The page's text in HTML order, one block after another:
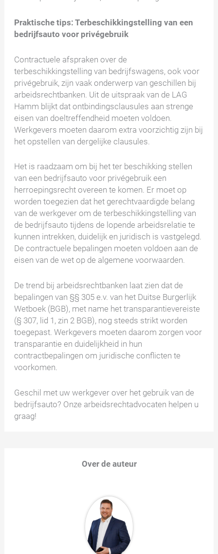
Praktische tips: Terbeschikkingstelling van een
bedrijfsauto voor privégebruik
Contractuele afspraken over de
terbeschikkingstelling van bedrijfswagens, ook voor
privégebruik, zijn vaak onderwerp van geschillen bij
arbeidsrechtbanken. Uit de uitspraak van de LAG
Hamm blijkt dat ontbindingsclausules aan strenge
eisen van doeltreffendheid moeten voldoen.
Werkgevers moeten daarom extra voorzichtig zijn bij
het opstellen van dergelijke clausules.
Het is raadzaam om bij het ter beschikking stellen
van een bedrijfsauto voor privégebruik een
herroepingsrecht overeen te komen. Er moet op
worden toegezien dat het gerechtvaardigde belang
van de werkgever om de terbeschikkingstelling van
de bedrijfsauto tijdens de lopende arbeidsrelatie te
kunnen intrekken, duidelijk en juridisch is vastgelegd.
De contractuele bepalingen moeten voldoen aan de
eisen van de wet op de algemene voorwaarden.
De trend bij arbeidsrechtbanken laat zien dat de
bepalingen van §§ 305 e.v. van het Duitse Burgerlijk
Wetboek (BGB), met name het transparantievereiste
(§ 307, lid 1, zin 2 BGB), nog steeds strikt worden
toegepast. Werkgevers moeten daarom zorgen voor
transparantie en duidelijkheid in hun
contractbepalingen om juridische conflicten te
voorkomen.
Geschil met uw werkgever over het gebruik van de
bedrijfsauto? Onze arbeidsrechtadvocaten helpen u
graag!
Over de auteur